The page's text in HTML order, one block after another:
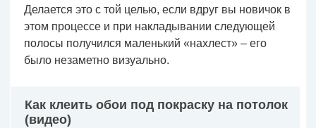
Делается это с той целью, если вдруг вы новичок в
этом процессе и при накладывании следующей
полосы получился маленький «нахлест» – его
было незаметно визуально.
Как клеить обои под покраску на потолок
(видео)